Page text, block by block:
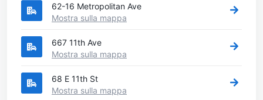
62-16 Metropolitan Ave
Mostra sulla mappa
667 11th Ave
Mostra sulla mappa
68 E 11th St
Mostra sulla mappa